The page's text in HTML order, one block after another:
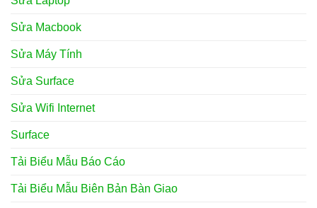
Sửa Macbook
Sửa Máy Tính
Sửa Surface
Sửa Wifi Internet
Surface
Tải Biểu Mẫu Báo Cáo
Tải Biểu Mẫu Biên Bản Bàn Giao